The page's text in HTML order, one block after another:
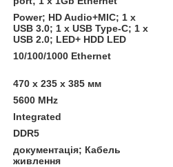
Power; HD Audio+MIC; 1 x
USB 3.0; 1 x USB Type-C; 1 x
USB 2.0; LED+ HDD LED
10/100/1000 Ethernet
470 x 235 x 385 мм
5600 MHz
Integrated
DDR5
документація; Кабель
живлення